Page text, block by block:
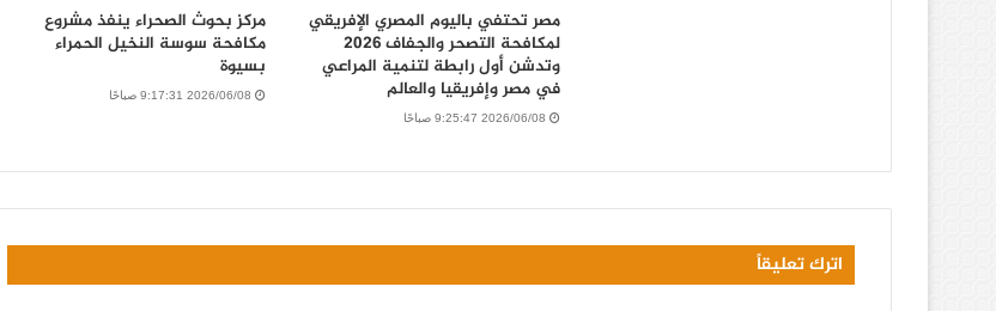
مصر تحتفي باليوم المصري الإفريقي
لمكافحة التصحر والجفاف 2026
وتدشن أول رابطة لتنمية المراعي
في مصر وإفريقيا والعالم
2026/06/08 9:25:47 صباحًا
مركز بحوث الصحراء ينفذ مشروع
مكافحة سوسة النخيل الحمراء
بسيوة
2026/06/08 9:17:31 صباحًا
اترك تعليقاً